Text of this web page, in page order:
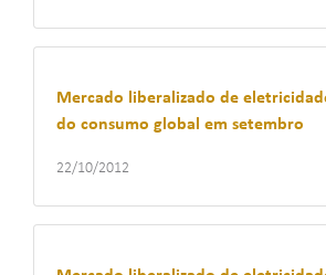
Mercado liberalizado de
do consumo global em setembro
22/10/2012